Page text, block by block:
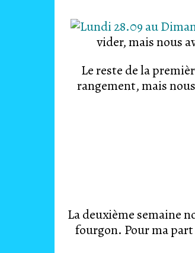
vider, mais nous
Le reste de la
rangement, mais
La deuxième semaine
fourgon. Pour ma